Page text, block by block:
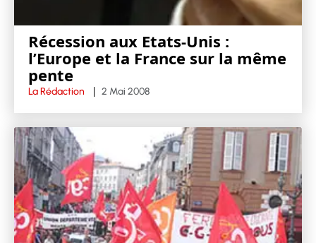
Récession aux Etats-Unis :
l’Europe et la France sur la même
pente
La Rédaction 2 Mai 2008